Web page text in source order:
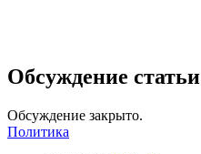
Обсуждение статьи
Обсуждение закрыто.
Политика